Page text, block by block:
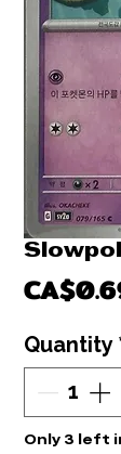
Quantity
Only 3 left